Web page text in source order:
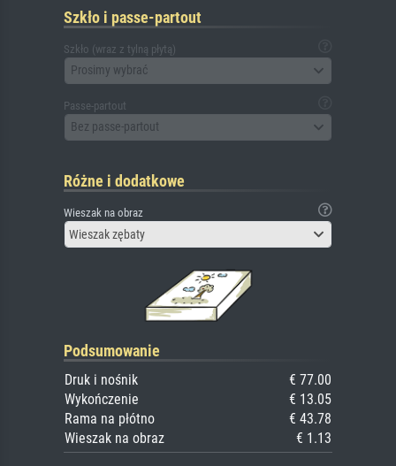
Szkło i passe-partout
Szkło (wraz z tylną płytą)
Prosimy wybrać
Passe-partout
Bez passe-partout
Różne i dodatkowe
Wieszak na obraz
Wieszak zębaty
Podsumowanie
Druk i nośnik
€ 77.00
Wykończenie
€ 13.05
Rama na płótno
€ 43.78
Wieszak na obraz
€ 1.13